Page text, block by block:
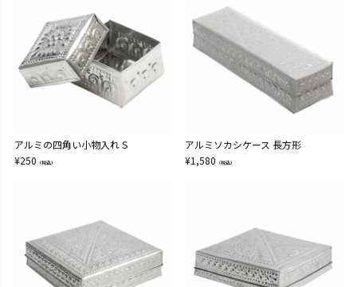
アルミの四角い小物入れ S
¥250 （税込）
アルミソカシケース 長方形
¥1,580 （税込）